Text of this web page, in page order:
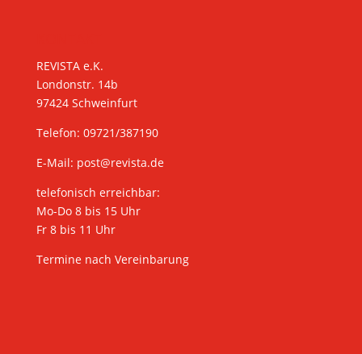
REVISTA e.K.
Londonstr. 14b
97424 Schweinfurt
Telefon: 09721/387190
E-Mail: post@revista.de
telefonisch erreichbar:
Mo-Do 8 bis 15 Uhr
Fr 8 bis 11 Uhr
Termine nach Vereinbarung